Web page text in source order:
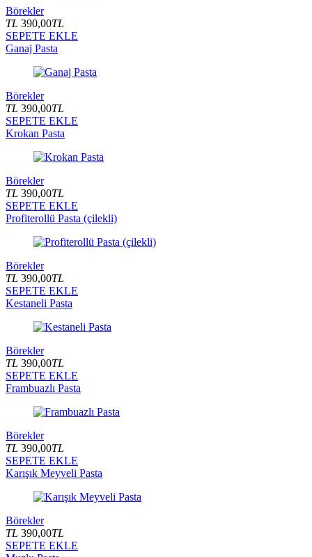
Börekler
TL 390,00TL
SEPETE EKLE
Ganaj Pasta
Börekler
TL 390,00TL
SEPETE EKLE
Krokan Pasta
Börekler
TL 390,00TL
SEPETE EKLE
Profiterollü Pasta (çilekli)
Börekler
TL 390,00TL
SEPETE EKLE
Kestaneli Pasta
Börekler
TL 390,00TL
SEPETE EKLE
Frambuazlı Pasta
Börekler
TL 390,00TL
SEPETE EKLE
Karışık Meyveli Pasta
Börekler
TL 390,00TL
SEPETE EKLE